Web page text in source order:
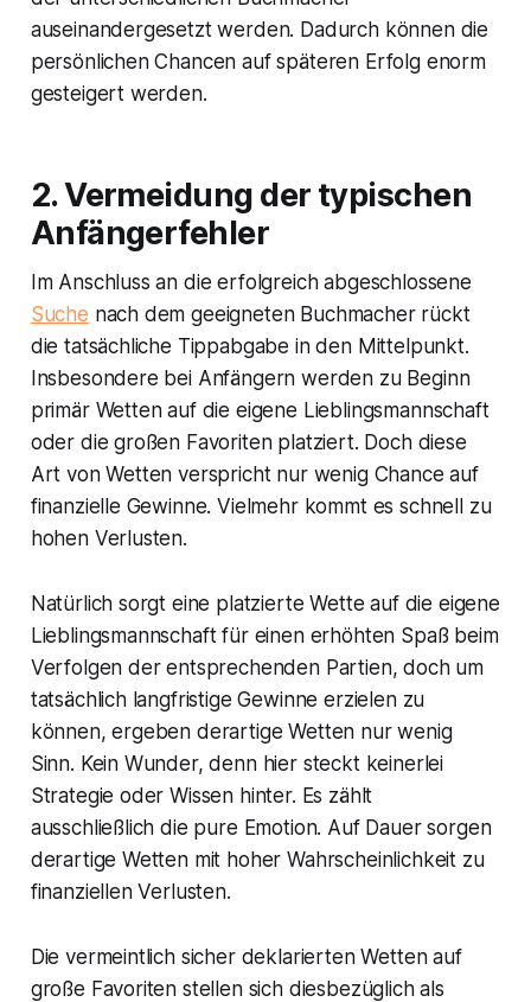
auseinandergesetzt werden. Dadurch können die
persönlichen Chancen auf späteren Erfolg enorm
gesteigert werden.
2. Vermeidung der typischen
Anfängerfehler
Im Anschluss an die erfolgreich abgeschlossene
Suche nach dem geeigneten Buchmacher rückt
die tatsächliche Tippabgabe in den Mittelpunkt.
Insbesondere bei Anfängern werden zu Beginn
primär Wetten auf die eigene Lieblingsmannschaft
oder die großen Favoriten platziert. Doch diese
Art von Wetten verspricht nur wenig Chance auf
finanzielle Gewinne. Vielmehr kommt es schnell zu
hohen Verlusten.
Natürlich sorgt eine platzierte Wette auf die eigene
Lieblingsmannschaft für einen erhöhten Spaß beim
Verfolgen der entsprechenden Partien, doch um
tatsächlich langfristige Gewinne erzielen zu
können, ergeben derartige Wetten nur wenig
Sinn. Kein Wunder, denn hier steckt keinerlei
Strategie oder Wissen hinter. Es zählt
ausschließlich die pure Emotion. Auf Dauer sorgen
derartige Wetten mit hoher Wahrscheinlichkeit zu
finanziellen Verlusten.
Die vermeintlich sicher deklarierten Wetten auf
große Favoriten stellen sich diesbezüglich als